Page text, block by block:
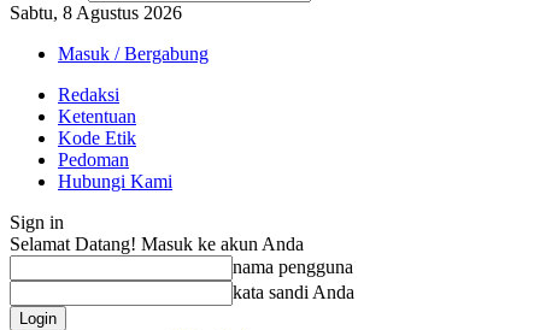
Sabtu, 8 Agustus 2026
Masuk / Bergabung
Redaksi
Ketentuan
Kode Etik
Pedoman
Hubungi Kami
Sign in
Selamat Datang! Masuk ke akun Anda
nama pengguna
kata sandi Anda